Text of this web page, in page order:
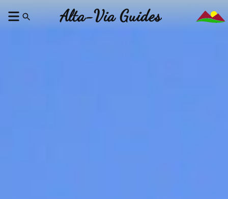
Alta-Via Guides